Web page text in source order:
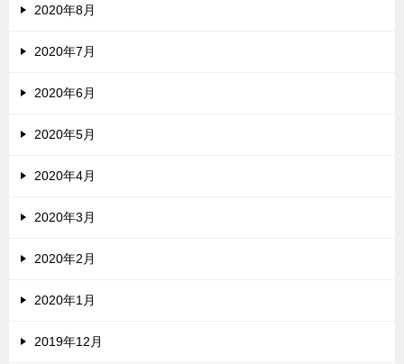
2020年8月
2020年7月
2020年6月
2020年5月
2020年4月
2020年3月
2020年2月
2020年1月
2019年12月